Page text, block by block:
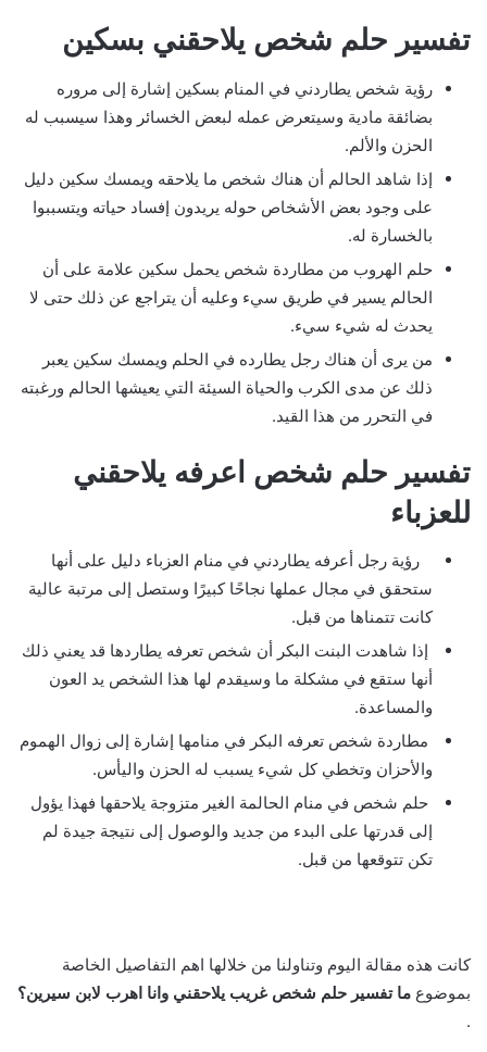
تفسير حلم شخص يلاحقني بسكين
رؤية شخص يطاردني في المنام بسكين إشارة إلى مروره
بضائقة مادية وسيتعرض عمله لبعض الخسائر وهذا سيسبب له
الحزن والألم.
إذا شاهد الحالم أن هناك شخص ما يلاحقه ويمسك سكين دليل
على وجود بعض الأشخاص حوله يريدون إفساد حياته ويتسببوا
بالخسارة له.
حلم الهروب من مطاردة شخص يحمل سكين علامة على أن
الحالم يسير في طريق سيء وعليه أن يتراجع عن ذلك حتى لا
يحدث له شيء سيء.
من يرى أن هناك رجل يطارده في الحلم ويمسك سكين يعبر
ذلك عن مدى الكرب والحياة السيئة التي يعيشها الحالم ورغبته
في التحرر من هذا القيد.
تفسير حلم شخص اعرفه يلاحقني
للعزباء
رؤية رجل أعرفه يطاردني في منام العزباء دليل على أنها
ستحقق في مجال عملها نجاحًا كبيرًا وستصل إلى مرتبة عالية
كانت تتمناها من قبل.
إذا شاهدت البنت البكر أن شخص تعرفه يطاردها قد يعني ذلك
أنها ستقع في مشكلة ما وسيقدم لها هذا الشخص يد العون
والمساعدة.
مطاردة شخص تعرفه البكر في منامها إشارة إلى زوال الهموم
والأحزان وتخطي كل شيء يسبب له الحزن واليأس.
حلم شخص في منام الحالمة الغير متزوجة يلاحقها فهذا يؤول
إلى قدرتها على البدء من جديد والوصول إلى نتيجة جيدة لم
تكن تتوقعها من قبل.
كانت هذه مقالة اليوم وتناولنا من خلالها اهم التفاصيل الخاصة
بموضوع ما تفسير حلم شخص غريب يلاحقني وانا اهرب لابن سيرين؟
.